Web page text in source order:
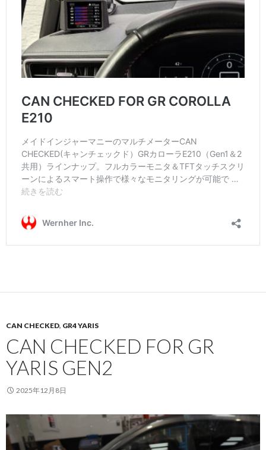
CAN CHECKED, GR4 YARIS
CAN CHECKED FOR GR
YARIS GEN2
2025年12月8日